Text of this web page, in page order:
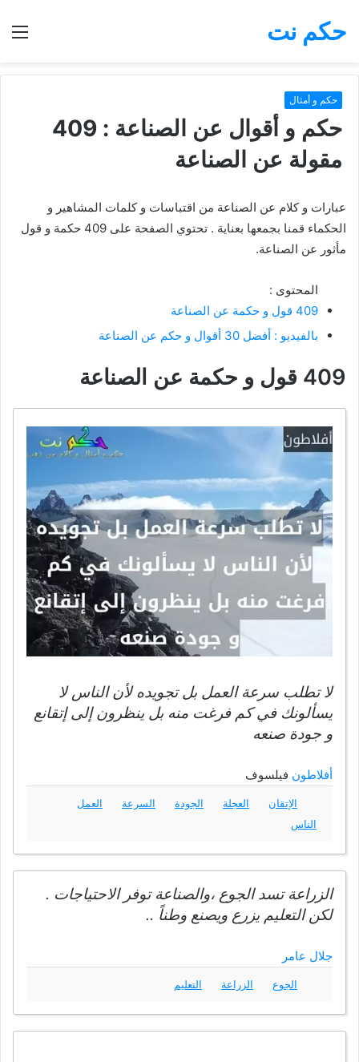
بحث
حكم نت
حكم و أمثال
حكم و أقوال عن الصناعة : 409
مقولة عن الصناعة
عبارات و كلام عن الصناعة من اقتباسات و كلمات المشاهير و
الحكماء قمنا بجمعها بعناية . تحتوي الصفحة على 409 حكمة و قول
مأثور عن الصناعة.
المحتوى :
409 قول و حكمة عن الصناعة
بالفيديو : أفضل 30 أقوال و حكم عن الصناعة
409 قول و حكمة عن الصناعة
لا تطلب سرعة العمل بل تجويده لأن الناس لا
يسألونك في كم فرغت منه بل ينظرون إلى إتقانع
و جودة صنعه
أفلاطون فيلسوف
الإتقان العجلة الجودة السرعة
العمل
الناس
الزراعة تسد الجوع ،والصناعة توفر الاحتياجات .
لكن التعليم يزرع ويصنع وطناً ..
جلال عامر
الجوع الزراعة التعليم